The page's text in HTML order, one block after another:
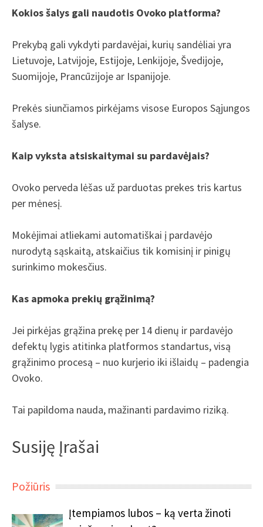
Kokios šalys gali naudotis Ovoko platforma?
Prekybą gali vykdyti pardavėjai, kurių sandėliai yra
Lietuvoje, Latvijoje, Estijoje, Lenkijoje, Švedijoje,
Suomijoje, Prancūzijoje ar Ispanijoje.
Prekės siunčiamos pirkėjams visose Europos Sąjungos
šalyse.
Kaip vyksta atsiskaitymai su pardavėjais?
Ovoko perveda lėšas už parduotas prekes tris kartus
per mėnesį.
Mokėjimai atliekami automatiškai į pardavėjo
nurodytą sąskaitą, atskaičius tik komisinį ir pinigų
surinkimo mokesčius.
Kas apmoka prekių grąžinimą?
Jei pirkėjas grąžina prekę per 14 dienų ir pardavėjo
defektų lygis atitinka platformos standartus, visą
grąžinimo procesą – nuo kurjerio iki išlaidų – padengia
Ovoko.
Tai papildoma nauda, mažinanti pardavimo riziką.
Susiję Įrašai
Požiūris
Įtempiamos lubos – ką verta žinoti